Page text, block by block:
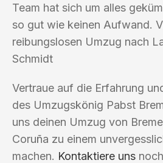
Team hat sich um alles
so gut wie keinen Aufwand.
reibungslosen Umzug nach
Schmidt
Vertraue auf die Erfahrung
des Umzugskönig Pabst
uns deinen Umzug von
Coruña zu einem
machen. Kontaktiere uns